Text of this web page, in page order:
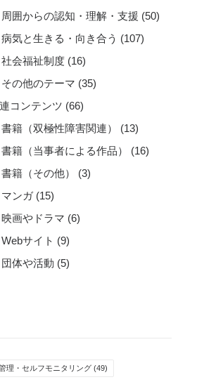
周囲からの認知・理解・支援 (50)
病気と生きる・向き合う (107)
社会福祉制度 (16)
その他のテーマ (35)
コンテンツ (66)
書籍（双極性障害関連）
(13)
書籍（当事者による作品）
(16)
書籍（その他）
(3)
マンガ (15)
映画やドラマ (6)
Webサイト (9)
団体や活動 (5)
理・セルフモニタリング (49)